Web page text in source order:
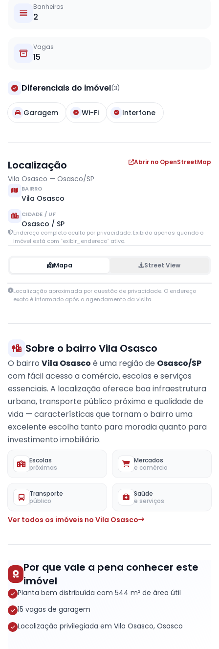
Banheiros
2
Vagas
15
Diferenciais do imóvel(3)
Garagem Wi-Fi Interfone
Localização
Vila Osasco — Osasco/SP
Abrir no OpenStreetMap
BAIRRO
Vila Osasco
CIDADE / UF
Osasco / SP
Endereço completo oculto por privacidade. Exibido apenas quando o
imóvel está com `exibir_endereco` ativo.
Mapa Street View
+
Localização aproximada por questão de privacidade. O endereço
exato é informado após o agendamento da visita.
Sobre o bairro Vila Osasco
O bairro Vila Osasco é uma região de Osasco/SP
com fácil acesso a comércio, escolas e serviços
essenciais. A localização oferece boa infraestrutura
urbana, transporte público próximo e qualidade de
vida — características que tornam o bairro uma
excelente escolha tanto para moradia quanto para
investimento imobiliário.
Escolas
próximas
Mercados
e comércio
Transporte
público
Saúde
e serviços
Ver todos os imóveis no Vila Osasco
Por que vale a pena conhecer este
imóvel
Planta bem distribuída com 544 m² de área útil
15 vagas de garagem
Localização privilegiada em Vila Osasco, Osasco